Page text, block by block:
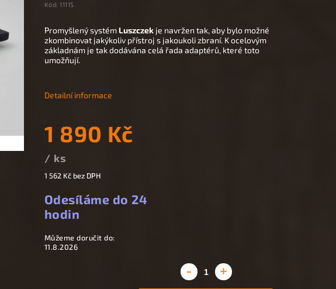
Kód: 11115
1 890 Kč
/ ks
1 562 Kč bez DPH
Odesíláme do 24
hodin
Můžeme doručit do:
11.8.2026
Promyšlený systém Luszczek je navržen tak, aby bylo možné
zkombinovat jakýkoliv přístroj s jakoukoli zbraní. K ocelovým
základnám je tak dodávána celá řada adaptérů, které toto
umožňují.
Detailní informace